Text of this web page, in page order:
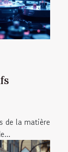
de la matière